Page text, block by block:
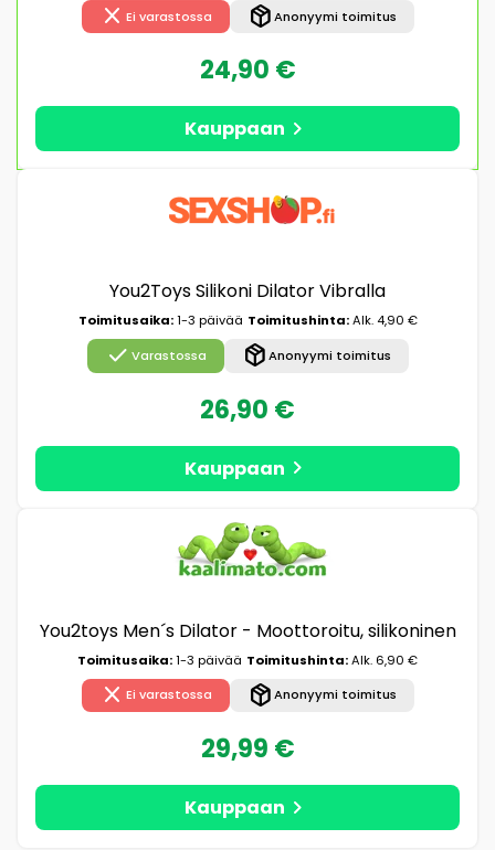
close Ei varastossa package_2Anonyymi toimitus
24,90 €
Kauppaan chevron_right
You2Toys Silikoni Dilator Vibralla
Toimitusaika:1-3 päivää Toimitushinta:Alk. 4,90 €
check Varastossa package_2Anonyymi toimitus
26,90 €
Kauppaan chevron_right
You2toys Men´s Dilator - Moottoroitu, silikoninen
Toimitusaika:1-3 päivää Toimitushinta:Alk. 6,90 €
close Ei varastossa package_2Anonyymi toimitus
29,99 €
Kauppaan chevron_right